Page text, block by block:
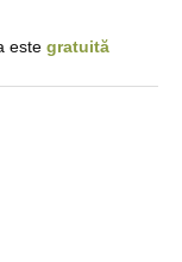
este gratuită